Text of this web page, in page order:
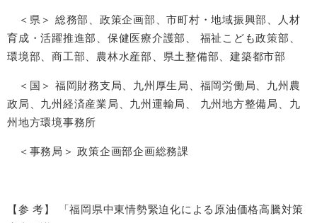
＜県＞ 総務部、政策企画部、市町村・地域振興部、人材
育成・活躍推進部、保健医療介護部、 福祉こども政策部、
環境部、商工部、農林水産部、県土整備部、建築都市部
＜国＞ 福岡財務支局、九州厚生局、福岡労働局、九州農
政局、九州経済産業局、九州運輸局、 九州地方整備局、九
州地方環境事務所
＜事務局＞ 政策企画部企画総務課
【参 考】 「福岡県中東情勢緊迫化による原油価格高騰対策